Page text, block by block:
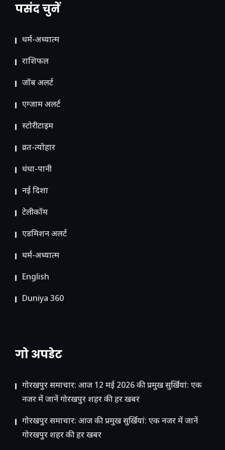
पसंद चुनें
धर्म-अध्यात्म
राशिफल
जॉब अलर्ट
एग्जाम अलर्ट
स्टोरीटाइम
व्रत-त्योहार
धंधा-पानी
नई दिशा
टेलीकॉम
ए​डमिशन अलर्ट
धर्म-अध्यात्म
English
Duniya 360
गो अपडेट
गोरखपुर समाचार: आज 12 मई 2026 की प्रमुख सुर्खियां: एक
नजर में जानें गोरखपुर शहर की हर खबर
गोरखपुर समाचार: आज की प्रमुख सुर्खियां: एक नजर में जानें
गोरखपुर शहर की हर खबर